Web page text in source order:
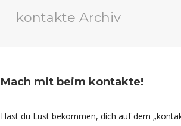
kontakte Archiv
Mach mit beim kontakte!
Hast du Lust bekommen, dich auf dem